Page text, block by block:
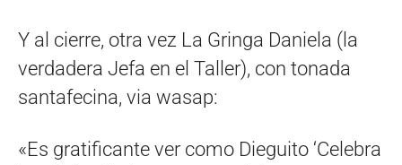
Y al cierre, otra vez La Gringa Daniela (la
verdadera Jefa en el Taller), con tonada
santafecina, via wasap:
«Es gratificante ver como Dieguito ‘Celebra